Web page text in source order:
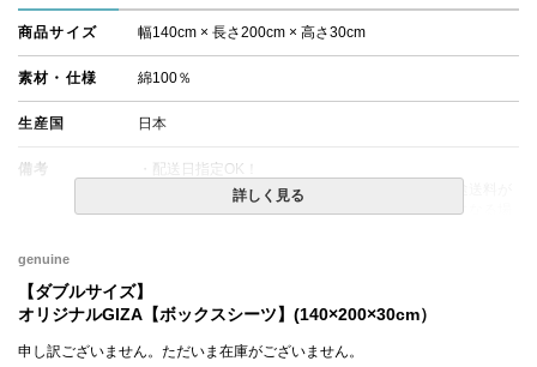
商品サイズ 幅140cm × 長さ200cm × 高さ30cm
素材・仕様 綿100％
生産国 日本
備考
・配送日指定OK！
※北海道・沖縄・離島等一部地域へのお届けは別途送料が
発生する場合がございます。また発送予定も変更になる場
詳しく見る
genuine
【ダブルサイズ】
オリジナルGIZA【ボックスシーツ】(140×200×30cm）
申し訳ございません。ただいま在庫がございません。